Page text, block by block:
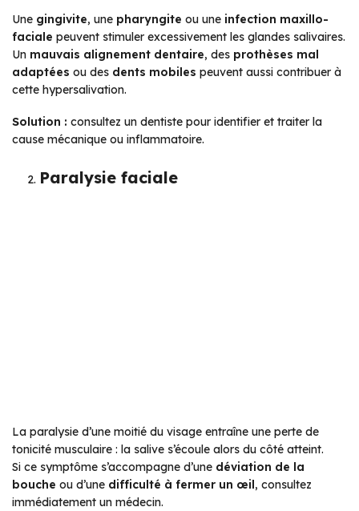
Une gingivite, une pharyngite ou une infection maxillo-
faciale peuvent stimuler excessivement les glandes salivaires.
Un mauvais alignement dentaire, des prothèses mal
adaptées ou des dents mobiles peuvent aussi contribuer à
cette hypersalivation.
Solution : consultez un dentiste pour identifier et traiter la
cause mécanique ou inflammatoire.
Paralysie faciale
La paralysie d’une moitié du visage entraîne une perte de
tonicité musculaire : la salive s’écoule alors du côté atteint.
Si ce symptôme s’accompagne d’une déviation de la
bouche ou d’une difficulté à fermer un œil, consultez
immédiatement un médecin.